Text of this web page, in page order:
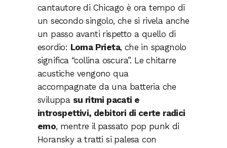
cantautore di Chicago è ora tempo di
un secondo singolo, che si rivela anche
un passo avanti rispetto a quello di
esordio: Loma Prieta, che in spagnolo
significa “collina oscura”. Le chitarre
acustiche vengono qua
accompagnate da una batteria che
sviluppa su ritmi pacati e
introspettivi, debitori di certe radici
emo, mentre il passato pop punk di
Horansky a tratti si palesa con